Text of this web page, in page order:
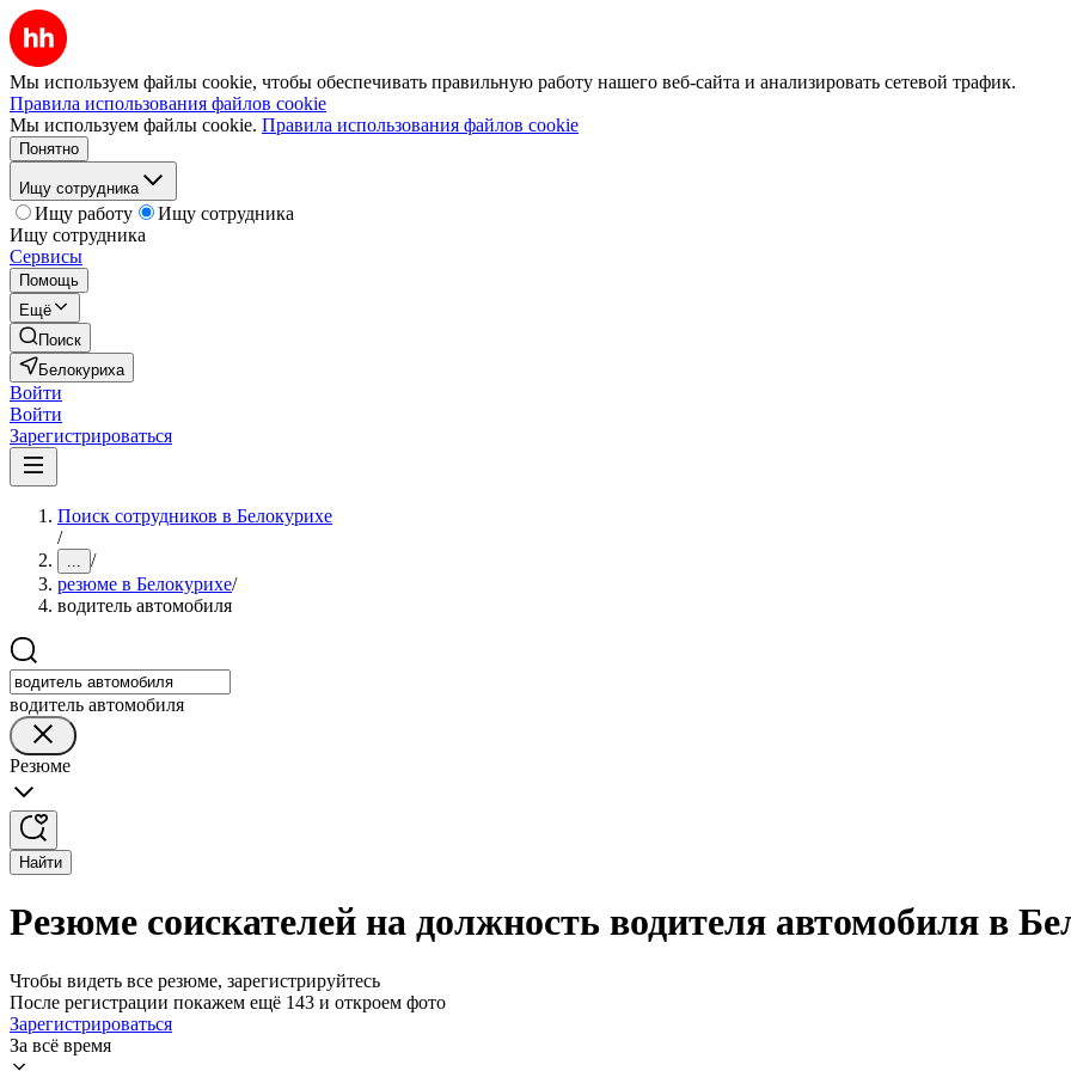
Мы используем файлы cookie, чтобы обеспечивать правильную работу нашего веб-сайта и анализировать сетевой трафик.
Правила использования файлов cookie
Мы используем файлы cookie. Правила использования файлов cookie
Понятно
Ищу сотрудника
Ищу работу
Ищу сотрудника
Ищу сотрудника
Сервисы
Помощь
Ещё
Поиск
Белокуриха
Войти
Войти
Зарегистрироваться
Поиск сотрудников в Белокурихе
/
... /
резюме в Белокурихе/
водитель автомобиля
водитель автомобиля
Резюме
Найти
Резюме соискателей на должность водителя автомобиля в
Чтобы видеть все резюме, зарегистрируйтесь
После регистрации покажем ещё 143 и откроем фото
Зарегистрироваться
За всё время